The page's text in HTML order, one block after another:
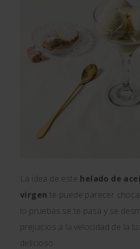
La idea de este helado de
virgen te puede parecer
lo pruebas se te pasa y se
prejuicios a la velocidad de la
delicioso.